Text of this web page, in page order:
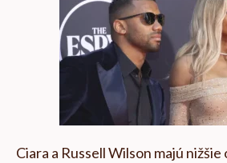
Ciara a Russell Wilson majú nižšie